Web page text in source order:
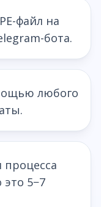
файл на
бота.
любого
5−7